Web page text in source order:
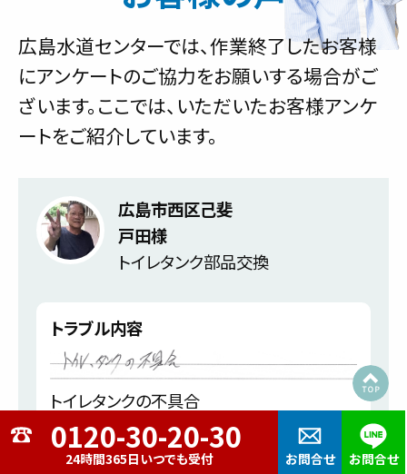
24時間365日いつでも受付 お問合せ お問合せ
広島水道センターでは、作業終了したお客様
にアンケートのご協力をお願いする場合がご
ざいます。ここでは、いただいたお客様アンケ
ートをご紹介しています。
広島市西区己斐
戸田様
トイレタンク部品交換
トラブル内容
トイレタンクの不具合